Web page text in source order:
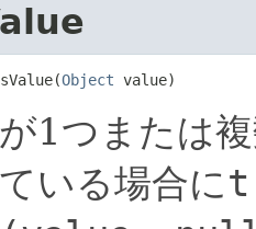
Object value)
1つまたは
いる場合に